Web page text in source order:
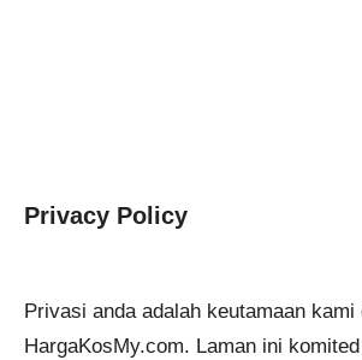
Privacy Policy
Privasi anda adalah keutamaan kami
HargaKosMy.com. Laman ini